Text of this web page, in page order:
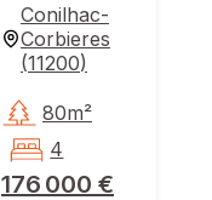
Conilhac-
Corbieres
(11200)
176 000 €
80m²
4